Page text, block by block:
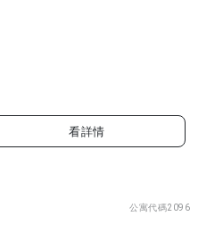
看詳情
公寓代碼2096